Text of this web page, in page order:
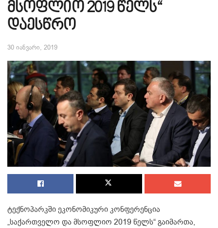
მსოფლიო 2019 წელს“
დაესწრო
30 იანვარი, 2019
ტექნოპარკში ეკონომიკური კონფერენცია
„საქართველო და მსოფლიო 2019 წელს“ გაიმართა,